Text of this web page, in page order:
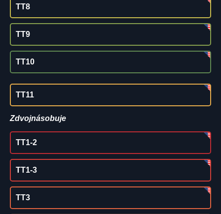
TT8
TT9
TT10
TT11
Zdvojnásobuje
TT1-2
TT1-3
TT3